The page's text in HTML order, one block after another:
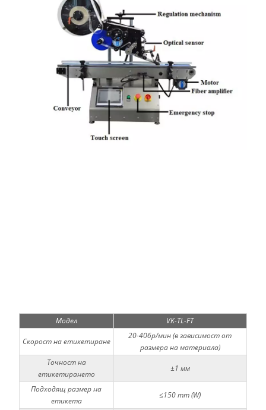
Модел VK-TL-FT
Скорост на етикетиране
20-40бр/мин (в зависимост от
размера на материала)
Точност на
етикетирането
±1 мм
Подходящ размер на
етикета
≤150 mm (W)